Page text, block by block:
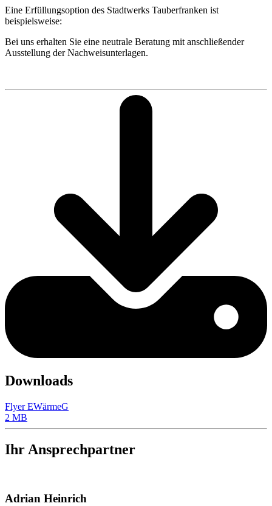
Eine Erfüllungsoption des Stadtwerks Tauberfranken ist
beispielsweise:
Bei uns erhalten Sie eine neutrale Beratung mit anschließender
Ausstellung der Nachweisunterlagen.
Downloads
Flyer EWärmeG
2 MB
Ihr Ansprechpartner
Adrian Heinrich